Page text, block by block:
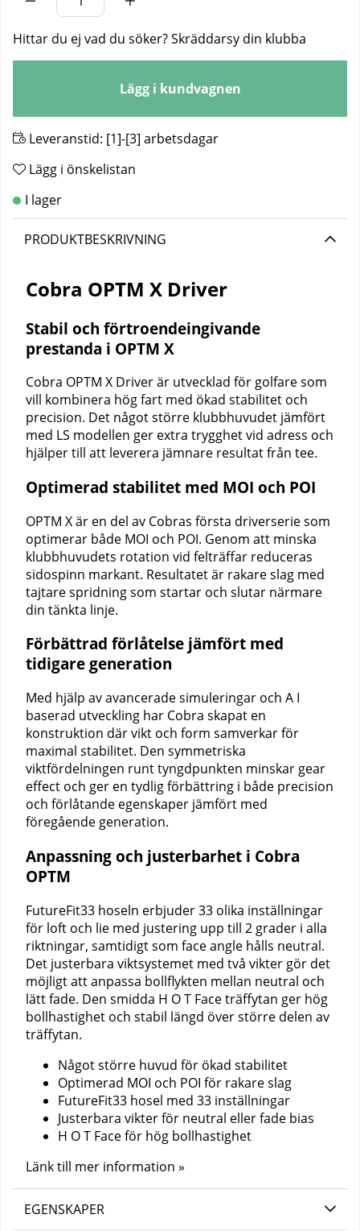
Hittar du ej vad du söker? Skräddarsy din klubba
Lägg i kundvagnen
Leveranstid: [1]-[3] arbetsdagar
Lägg i önskelistan
PRODUKTBESKRIVNING
Cobra OPTM X Driver
Stabil och förtroendeingivande
prestanda i OPTM X
Cobra OPTM X Driver är utvecklad för golfare som
vill kombinera hög fart med ökad stabilitet och
precision. Det något större klubbhuvudet jämfört
med LS modellen ger extra trygghet vid adress och
hjälper till att leverera jämnare resultat från tee.
Optimerad stabilitet med MOI och POI
OPTM X är en del av Cobras första driverserie som
optimerar både MOI och POI. Genom att minska
klubbhuvudets rotation vid felträffar reduceras
sidospinn markant. Resultatet är rakare slag med
tajtare spridning som startar och slutar närmare
din tänkta linje.
Förbättrad förlåtelse jämfört med
tidigare generation
Med hjälp av avancerade simuleringar och A I
baserad utveckling har Cobra skapat en
konstruktion där vikt och form samverkar för
maximal stabilitet. Den symmetriska
viktfördelningen runt tyngdpunkten minskar gear
effect och ger en tydlig förbättring i både precision
och förlåtande egenskaper jämfört med
föregående generation.
Anpassning och justerbarhet i Cobra
OPTM
FutureFit33 hoseln erbjuder 33 olika inställningar
för loft och lie med justering upp till 2 grader i alla
riktningar, samtidigt som face angle hålls neutral.
Det justerbara viktsystemet med två vikter gör det
möjligt att anpassa bollflykten mellan neutral och
lätt fade. Den smidda H O T Face träffytan ger hög
bollhastighet och stabil längd över större delen av
träffytan.
Något större huvud för ökad stabilitet
Optimerad MOI och POI för rakare slag
FutureFit33 hosel med 33 inställningar
Justerbara vikter för neutral eller fade bias
H O T Face för hög bollhastighet
Länk till mer information »
EGENSKAPER